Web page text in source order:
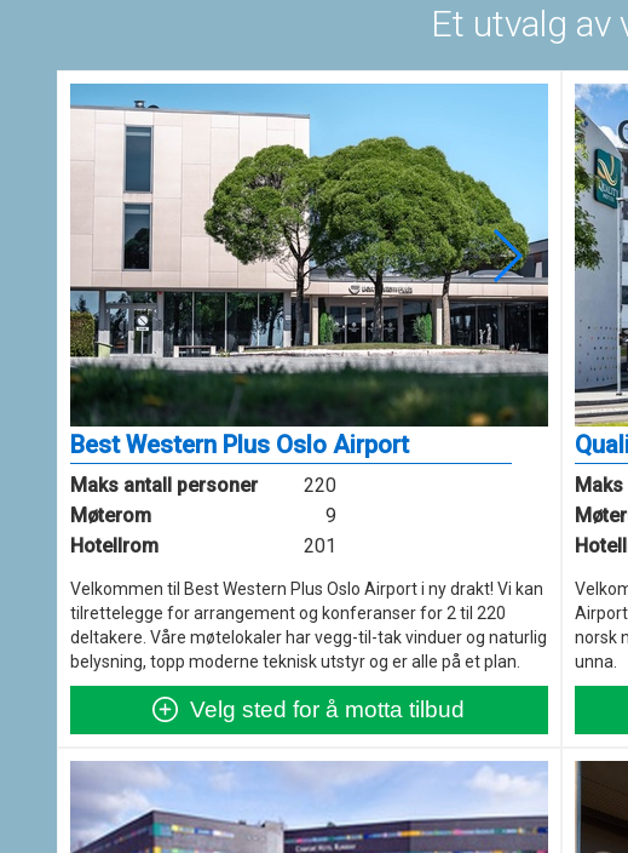
Et utvalg av
Best Western Plus Oslo Airport
Maks antall personer
220
Møterom
9
Hotellrom
201
Velkommen til Best Western Plus Oslo Airport i ny drakt! Vi kan
tilrettelegge for arrangement og konferanser for 2 til 220
deltakere. Våre møtelokaler har vegg-til-tak vinduer og naturlig
belysning, topp moderne teknisk utstyr og er alle på et plan.
Velg sted for å motta tilbud
norsk
unna.